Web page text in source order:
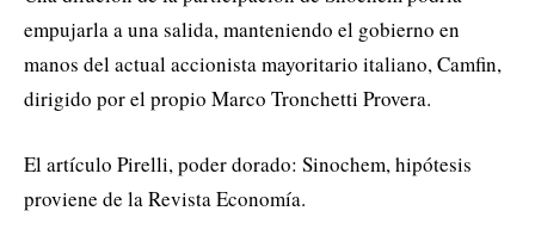
empujarla a una salida, manteniendo el gobierno en
manos del actual accionista mayoritario italiano, Camfin,
dirigido por el propio Marco Tronchetti Provera.
El artículo Pirelli, poder dorado: Sinochem, hipótesis
proviene de la Revista Economía.